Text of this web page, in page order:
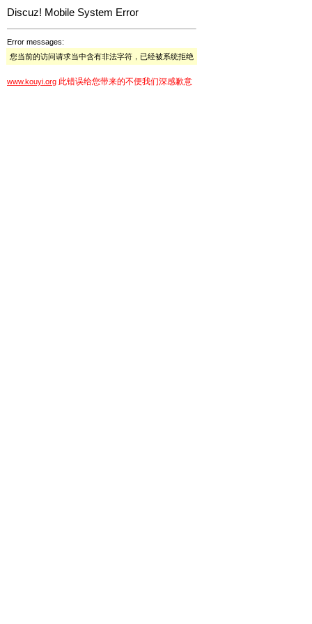
Discuz! Mobile System Error
Error messages:
您当前的访问请求当中含有非法字符，已经被系统拒绝
www.kouyi.org 此错误给您带来的不便我们深感歉意